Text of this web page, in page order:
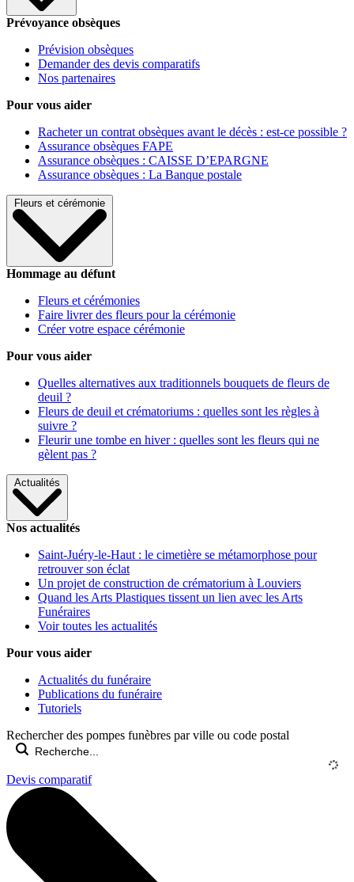
Prévoyance obsèques
Prévision obsèques
Demander des devis comparatifs
Nos partenaires
Pour vous aider
Racheter un contrat obsèques avant le décès : est-ce possible ?
Assurance obsèques FAPE
Assurance obsèques : CAISSE D’EPARGNE
Assurance obsèques : La Banque postale
Fleurs et cérémonie
Hommage au défunt
Fleurs et cérémonies
Faire livrer des fleurs pour la cérémonie
Créer votre espace cérémonie
Pour vous aider
Quelles alternatives aux traditionnels bouquets de fleurs de
deuil ?
Fleurs de deuil et crématoriums : quelles sont les règles à
suivre ?
Fleurir une tombe en hiver : quelles sont les fleurs qui ne
gèlent pas ?
Actualités
Nos actualités
Saint-Juéry-le-Haut : le cimetière se métamorphose pour
retrouver son éclat
Un projet de construction de crématorium à Louviers
Quand les Arts Plastiques tissent un lien avec les Arts
Funéraires
Voir toutes les actualités
Pour vous aider
Actualités du funéraire
Publications du funéraire
Tutoriels
Rechercher des pompes funèbres par ville ou code postal
Devis comparatif